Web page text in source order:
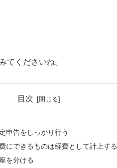
てくださいね。
目次
申告をしっかり行う
にできるものは経費として計上する
を分ける